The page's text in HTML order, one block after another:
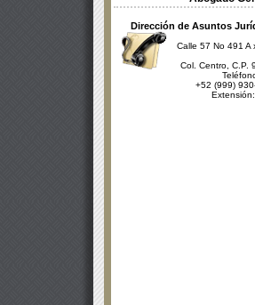
Dirección de Asuntos
Calle 57 No 491 A
Col. Centro, C.P.
+52 (999)